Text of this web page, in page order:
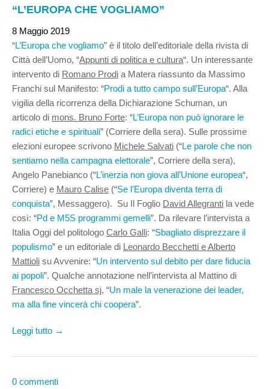
“L’EUROPA CHE VOGLIAMO”
8 Maggio 2019
“L’Europa che vogliamo” è il titolo dell’editoriale della rivista di
Città dell’Uomo, “Appunti di politica e cultura“. Un interessante
intervento di Romano Prodi a Matera riassunto da Massimo
Franchi sul Manifesto: “Prodi a tutto campo sull’Europa“. Alla
vigilia della ricorrenza della Dichiarazione Schuman, un
articolo di mons. Bruno Forte: “L’Europa non può ignorare le
radici etiche e spirituali” (Corriere della sera). Sulle prossime
elezioni europee scrivono Michele Salvati (“Le parole che non
sentiamo nella campagna elettorale”, Corriere della sera),
Angelo Panebianco (“L’inerzia non giova all’Unione europea“,
Corriere) e Mauro Calise (“Se l’Europa diventa terra di
conquista”, Messaggero). Su Il Foglio David Allegranti la vede
così: “Pd e M5S programmi gemelli”. Da rilevare l’intervista a
Italia Oggi del politologo Carlo Galli: “Sbagliato disprezzare il
populismo” e un editoriale di Leonardo Becchetti e Alberto
Mattioli su Avvenire: “Un intervento sul debito per dare fiducia
ai popoli”. Qualche annotazione nell’intervista al Mattino di
Francesco Occhetta sj, “Un male la venerazione dei leader,
ma alla fine vincerà chi coopera”.
Leggi tutto →
0 commenti